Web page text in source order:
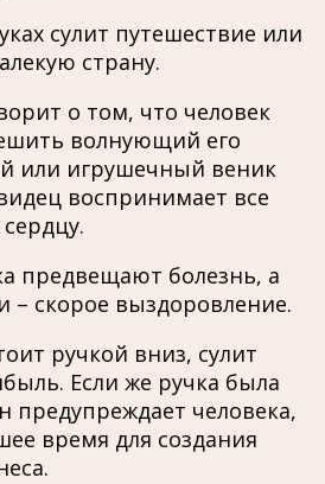
сулит путешествие или
страну.
о том, что человек
волнующий его
или игрушечный веник
воспринимает все
предвещают болезнь, а
– скорое выздоровление.
ручкой вниз, сулит
Если же ручка была
предупреждает человека,
время для создания